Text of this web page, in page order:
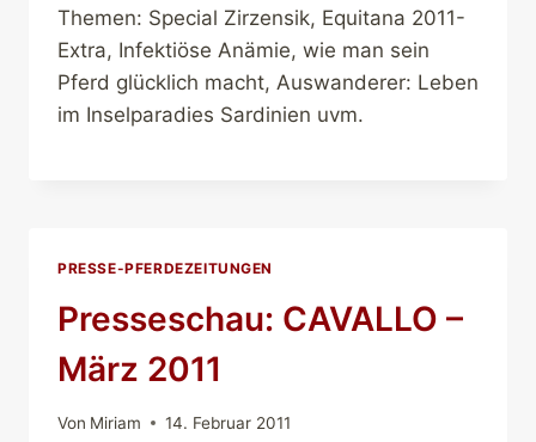
Themen: Special Zirzensik, Equitana 2011-
Extra, Infektiöse Anämie, wie man sein
Pferd glücklich macht, Auswanderer: Leben
im Inselparadies Sardinien uvm.
PRESSE-PFERDEZEITUNGEN
Presseschau: CAVALLO –
März 2011
Von Miriam 14. Februar 2011